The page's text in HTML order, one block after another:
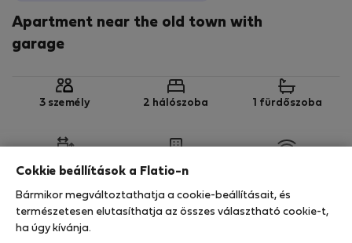
Apartment near the old town with
garage
3 személy 2 hálószoba 1 fürdőszoba
StayProtection Stay Benefits
Az Ön tartózkodását ebben az ingatlanban a
Cokkie beállítások a Flatio-n
Bármikor megváltoztathatja a cookie-beállításait, és
természetesen elutasíthatja az összes választható cookie-t,
ha úgy kívánja.